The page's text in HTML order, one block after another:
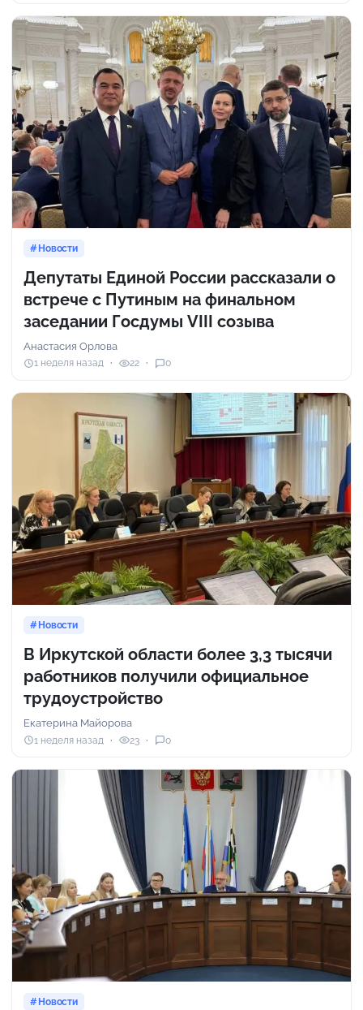
Новости
Депутаты Единой России рассказали о
встрече с Путиным на финальном
заседании Госдумы VIII созыва
Анастасия Орлова
1 неделя назад 22 0
Новости
В Иркутской области более 3,3 тысячи
работников получили официальное
трудоустройство
Екатерина Майорова
1 неделя назад 23 0
Новости